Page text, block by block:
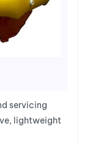
servicing
lightweight